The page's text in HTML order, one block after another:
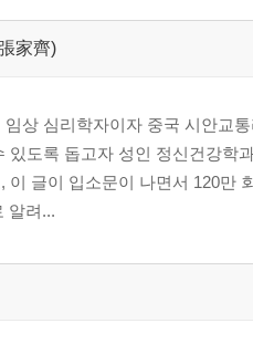
家齊)
임상 심리학자이자 중국 시안교
있도록 돕고자 성인 정신건강학
이 글이 입소문이 나면서 120만
알려...